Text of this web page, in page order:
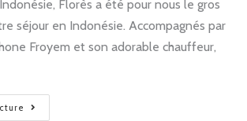
Florès a été pour nous le gros
séjour en Indonésie. Accompagnés par
Froyem et son adorable chauffeur,